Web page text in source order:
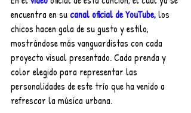
encuentra en su canal oficial de YouTube, los
chicos hacen gala de su gusto y estilo,
mostrándose más vanguardistas con cada
proyecto visual presentado. Cada prenda y
color elegido para representar las
personalidades de este trío que ha venido a
refrescar la música urbana.